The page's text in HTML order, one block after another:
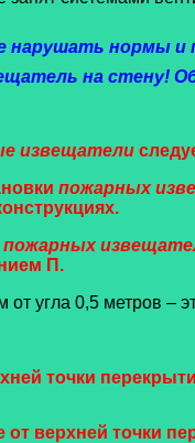
нарушать нормы и
на стену!
извещатели
пожарных
пожарных
П.
от угла 0,5 метров –
точки
от верхней точки